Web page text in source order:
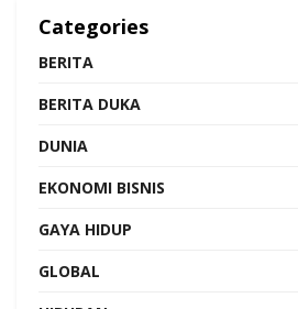
Categories
BERITA
BERITA DUKA
DUNIA
EKONOMI BISNIS
GAYA HIDUP
GLOBAL